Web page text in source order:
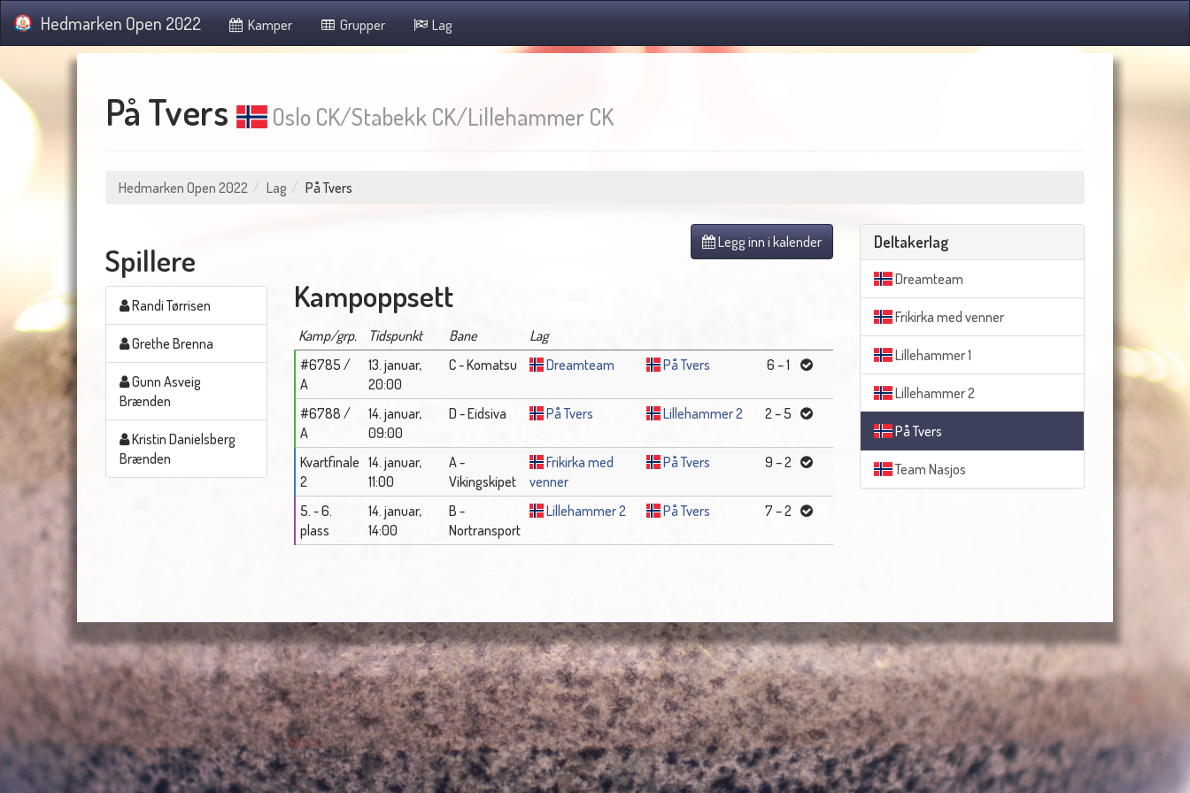
Hedmarken Open 2022 Kamper Grupper Lag
På Tvers Oslo CK/Stabekk CK/Lillehammer CK
Hedmarken Open 2022 Lag På Tvers
Spillere
Randi Tørrisen
Grethe Brenna
Gunn Asveig
Brænden
Kristin Danielsberg
Brænden
Legg inn i kalender
Kampoppsett
Kamp/grp. Tidspunkt Bane
Lag
#6785 /
A
13. januar,
20:00
C - Komatsu Dreamteam På Tvers 6 – 1
#6788 /
A
14. januar,
09:00
D - Eidsiva På Tvers Lillehammer 2 2 – 5
Kvartfinale
2
14. januar,
11:00
A -
Vikingskipet
Frikirka med
venner
På Tvers 9 – 2
5. - 6.
plass
14. januar,
14:00
B -
Nortransport
Lillehammer 2 På Tvers 7 – 2
Deltakerlag
Dreamteam
Frikirka med venner
Lillehammer 1
Lillehammer 2
På Tvers
Team Nasjos